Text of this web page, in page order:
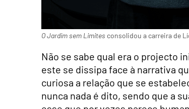
O Jardim sem Limites consolidou a carreira de
Não se sabe qual era o projecto
este se dissipa face à narrativa
curiosa a relação que se
nunca nada é dito, sendo que a